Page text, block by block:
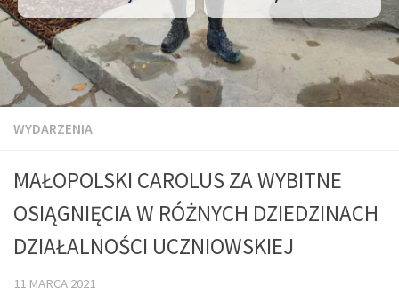
WYDARZENIA
MAŁOPOLSKI CAROLUS ZA WYBITNE
OSIĄGNIĘCIA W RÓŻNYCH DZIEDZINACH
DZIAŁALNOŚCI UCZNIOWSKIEJ
11 MARCA 2021